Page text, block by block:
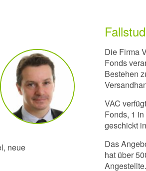
neue
Die Firma
Fonds
Bestehen
VAC
Fonds, 1
geschickt
Das
hat über
Angestellte.